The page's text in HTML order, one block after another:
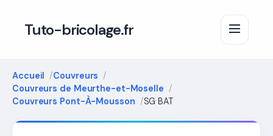
Tuto-bricolage.fr
Accueil
Couvreurs
Couvreurs de Meurthe-et-Moselle
Couvreurs Pont-À-Mousson
SG BAT